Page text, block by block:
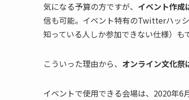
気になる予算の方ですが、 イベント作成
信も可能。イベント特有のTwitterハッ
知っている人しか参加できない仕様）も
こういった理由から、 オンライン文化祭
イベントで使用できる会場は、2020年6